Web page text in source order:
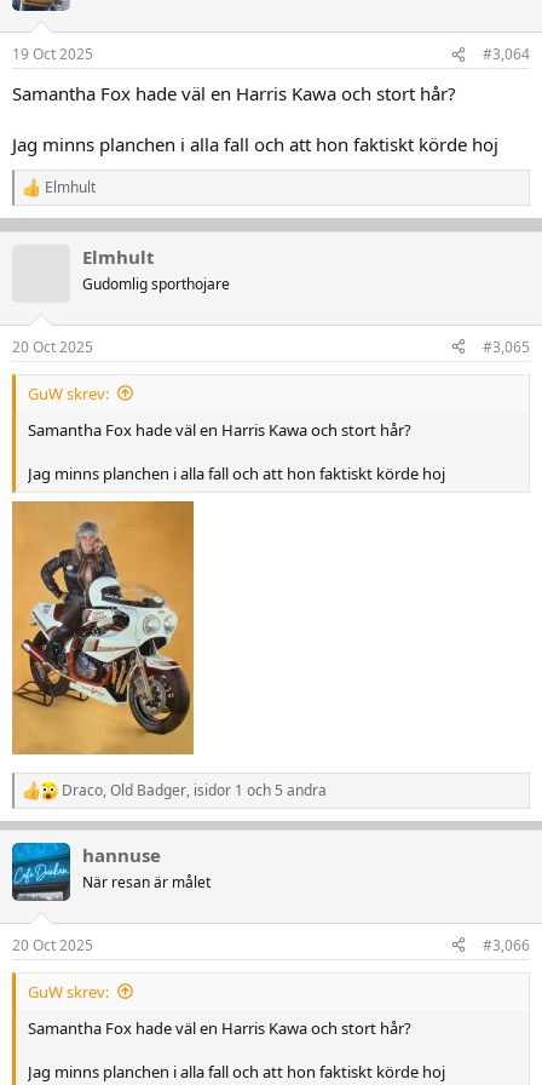
i
e
:
19 Oct 2025 #3,064
Samantha Fox hade väl en Harris Kawa och stort hår?
Jag minns planchen i alla fall och att hon faktiskt körde hoj
R
e
a
n
e
r
Elmhult
Elmhult
Gudomlig sporthojare
20 Oct 2025 #3,065
GuW skrev:
Samantha Fox hade väl en Harris Kawa och stort hår?
Jag minns planchen i alla fall och att hon faktiskt körde hoj
R
e
k
t
i
e
r
Draco,Old Badger, isidor 1 och 5 andra
hannuse
När resan är målet
20 Oct 2025 #3,066
GuW skrev:
Samantha Fox hade väl en Harris Kawa och stort hår?
Jag minns planchen i alla fall och att hon faktiskt körde hoj